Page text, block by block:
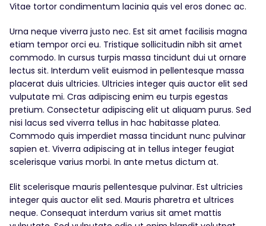
Vitae tortor condimentum lacinia quis vel eros donec ac.
Urna neque viverra justo nec. Est sit amet facilisis magna
etiam tempor orci eu. Tristique sollicitudin nibh sit amet
commodo. In cursus turpis massa tincidunt dui ut ornare
lectus sit. Interdum velit euismod in pellentesque massa
placerat duis ultricies. Ultricies integer quis auctor elit sed
vulputate mi. Cras adipiscing enim eu turpis egestas
pretium. Consectetur adipiscing elit ut aliquam purus. Sed
nisi lacus sed viverra tellus in hac habitasse platea.
Commodo quis imperdiet massa tincidunt nunc pulvinar
sapien et. Viverra adipiscing at in tellus integer feugiat
scelerisque varius morbi. In ante metus dictum at.
Elit scelerisque mauris pellentesque pulvinar. Est ultricies
integer quis auctor elit sed. Mauris pharetra et ultrices
neque. Consequat interdum varius sit amet mattis